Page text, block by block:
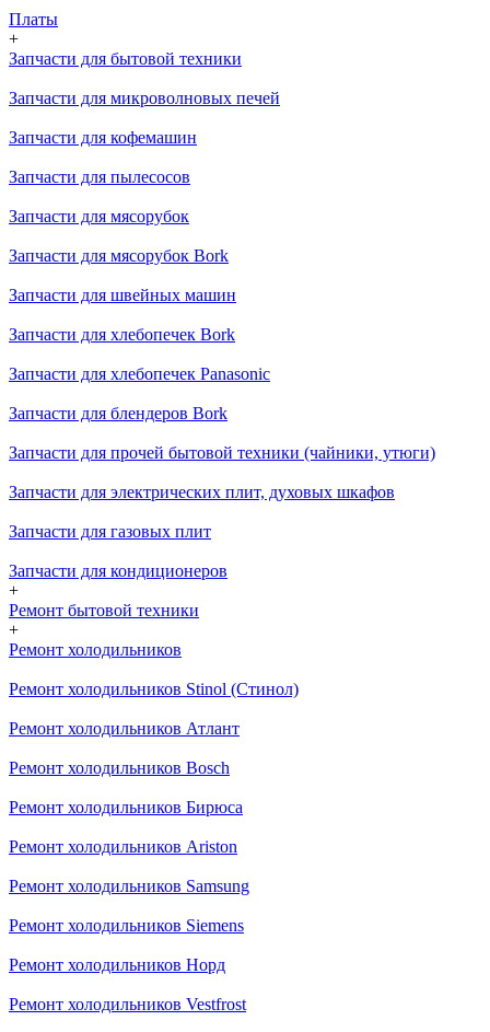
Платы
+
Запчасти для бытовой техники
Запчасти для микроволновых печей
Запчасти для кофемашин
Запчасти для пылесосов
Запчасти для мясорубок
Запчасти для мясорубок Bork
Запчасти для швейных машин
Запчасти для хлебопечек Bork
Запчасти для хлебопечек Panasonic
Запчасти для блендеров Bork
Запчасти для прочей бытовой техники (чайники, утюги)
Запчасти для электрических плит, духовых шкафов
Запчасти для газовых плит
Запчасти для кондиционеров
+
Ремонт бытовой техники
+
Ремонт холодильников
Ремонт холодильников Stinol (Стинол)
Ремонт холодильников Атлант
Ремонт холодильников Bosch
Ремонт холодильников Бирюса
Ремонт холодильников Ariston
Ремонт холодильников Samsung
Ремонт холодильников Siemens
Ремонт холодильников Норд
Ремонт холодильников Vestfrost